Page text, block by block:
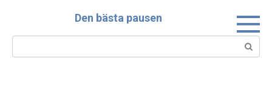
Den bästa pausen
Search: